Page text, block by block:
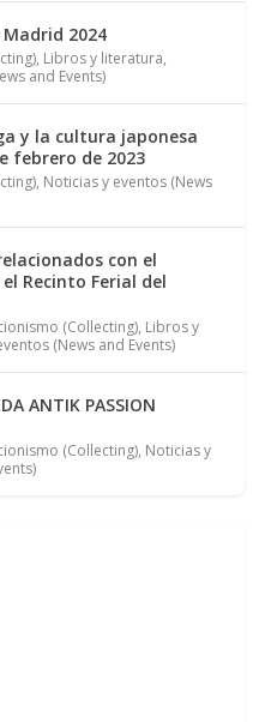
2024
, Libros y literatura,
and Events)
y la cultura japonesa
febrero de 2023
, Noticias y eventos (News
con el
Recinto Ferial del
(Collecting), Libros y
(News and Events)
ANTIK PASSION
(Collecting), Noticias y